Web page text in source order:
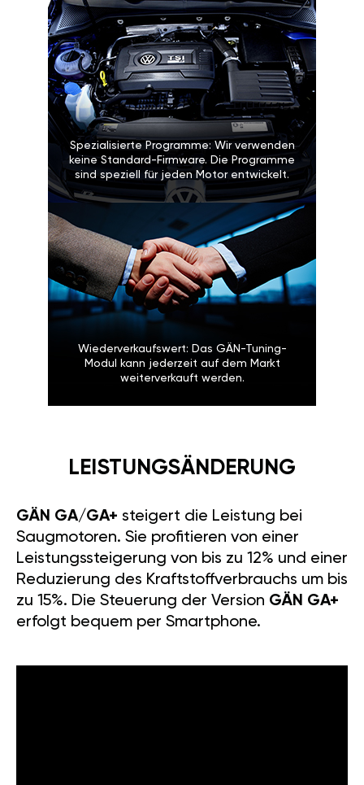
Spezialisierte Programme: Wir verwenden
keine Standard-Firmware. Die Programme
sind speziell für jeden Motor entwickelt.
Wiederverkaufswert: Das GÄN-Tuning-
Modul kann jederzeit auf dem Markt
weiterverkauft werden.
LEISTUNGSÄNDERUNG
GÄN GA/GA+ steigert die Leistung bei
Saugmotoren. Sie profitieren von einer
Leistungssteigerung von bis zu 12% und einer
Reduzierung des Kraftstoffverbrauchs um bis
zu 15%. Die Steuerung der Version GÄN GA+
erfolgt bequem per Smartphone.